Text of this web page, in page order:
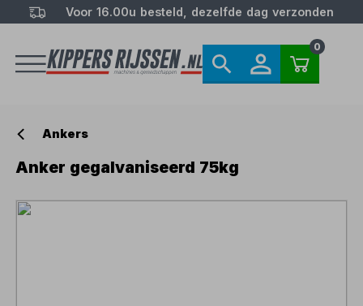
Voor 16.00u besteld, dezelfde dag verzonden
0
Ankers
Anker gegalvaniseerd 75kg